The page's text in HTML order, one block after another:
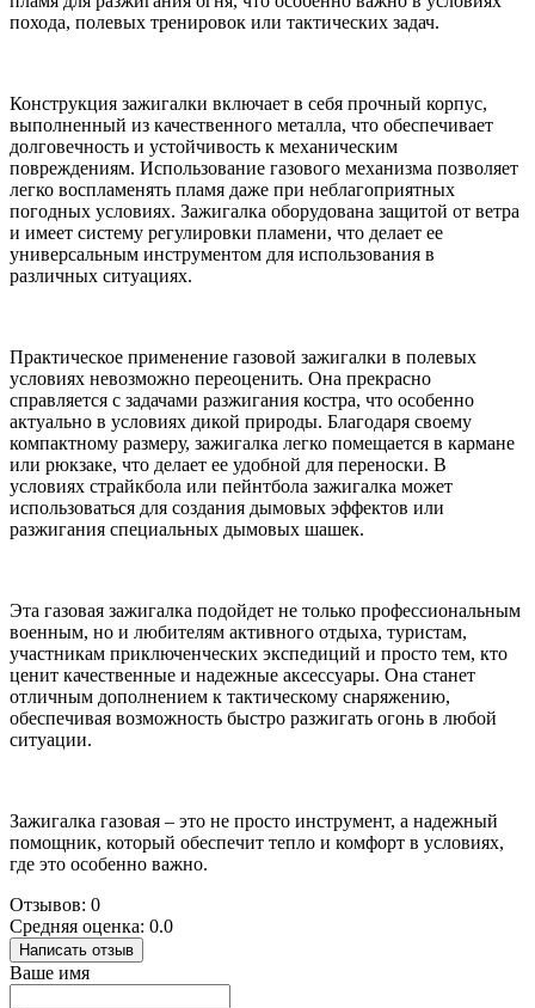
похода, полевых тренировок или тактических задач.
Конструкция зажигалки включает в себя прочный корпус,
выполненный из качественного металла, что обеспечивает
долговечность и устойчивость к механическим
повреждениям. Использование газового механизма позволяет
легко воспламенять пламя даже при неблагоприятных
погодных условиях. Зажигалка оборудована защитой от ветра
и имеет систему регулировки пламени, что делает ее
универсальным инструментом для использования в
различных ситуациях.
Практическое применение газовой зажигалки в полевых
условиях невозможно переоценить. Она прекрасно
справляется с задачами разжигания костра, что особенно
актуально в условиях дикой природы. Благодаря своему
компактному размеру, зажигалка легко помещается в кармане
или рюкзаке, что делает ее удобной для переноски. В
условиях страйкбола или пейнтбола зажигалка может
использоваться для создания дымовых эффектов или
разжигания специальных дымовых шашек.
Эта газовая зажигалка подойдет не только профессиональным
военным, но и любителям активного отдыха, туристам,
участникам приключенческих экспедиций и просто тем, кто
ценит качественные и надежные аксессуары. Она станет
отличным дополнением к тактическому снаряжению,
обеспечивая возможность быстро разжигать огонь в любой
ситуации.
Зажигалка газовая – это не просто инструмент, а надежный
помощник, который обеспечит тепло и комфорт в условиях,
где это особенно важно.
Отзывов: 0
Средняя оценка: 0.0
Написать отзыв
Ваше имя